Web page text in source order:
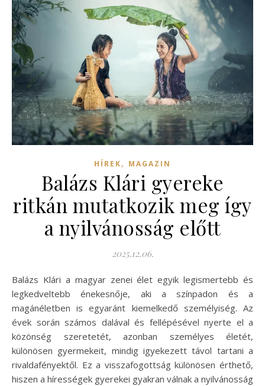
HÍREK, MAGAZIN
Balázs Klári gyereke
ritkán mutatkozik meg így
a nyilvánosság előtt
2025.12.06.
Balázs Klári a magyar zenei élet egyik legismertebb és
legkedveltebb énekesnője, aki a színpadon és a
magánéletben is egyaránt kiemelkedő személyiség. Az
évek során számos dalával és fellépésével nyerte el a
közönség szeretetét, azonban személyes életét,
különösen gyermekeit, mindig igyekezett távol tartani a
rivaldafényektől. Ez a visszafogottság különösen érthető,
hiszen a hírességek gyerekei gyakran válnak a nyilvánosság